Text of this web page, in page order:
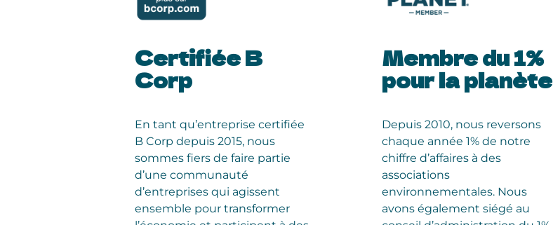
Certifiée B
Corp
En tant qu’entreprise certifiée
B Corp depuis 2015, nous
sommes fiers de faire partie
d’une communauté
d’entreprises qui agissent
ensemble pour transformer
Membre du 1%
pour la planète
Depuis 2010, nous reversons
chaque année 1% de notre
chiffre d’affaires à des
associations
environnementales. Nous
avons également siégé au